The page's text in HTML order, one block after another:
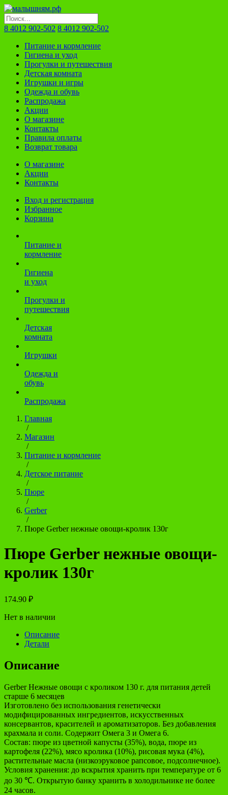
8 4012 902-502 8 4012 902-502
Питание и кормление
Гигиена и уход
Прогулки и путешествия
Детская комната
Игрушки и игры
Одежда и обувь
Распродажа
Акции
О магазине
Контакты
Правила оплаты
Возврат товара
О магазине
Акции
Контакты
Вход и регистрация
Избранное
Корзина
Питание и
кормление
Гигиена
и уход
Прогулки и
путешествия
Детская
комната
Игрушки
Одежда и
обувь
Распродажа
Главная
/
Магазин
/
Питание и кормление
/
Детское питание
/
Пюре
/
Gerber
/
Пюре Gerber нежные овощи-кролик 130г
Пюре Gerber нежные овощи-
кролик 130г
174.90 ₽
Нет в наличии
Описание
Детали
Описание
Gerber Нежные овощи с кроликом 130 г. для питания детей
старше 6 месяцев
Изготовлено без использования генетически
модифицированных ингредиентов, искусственных
консервантов, красителей и ароматизаторов. Без добавления
крахмала и соли. Содержит Омега 3 и Омега 6.
Состав: пюре из цветной капусты (35%), вода, пюре из
картофеля (22%), мясо кролика (10%), рисовая мука (4%),
растительные масла (низкоэруковое рапсовое, подсолнечное).
Условия хранения: до вскрытия хранить при температуре от 6
до 30 ℃. Открытую банку хранить в холодильнике не более
24 часов.